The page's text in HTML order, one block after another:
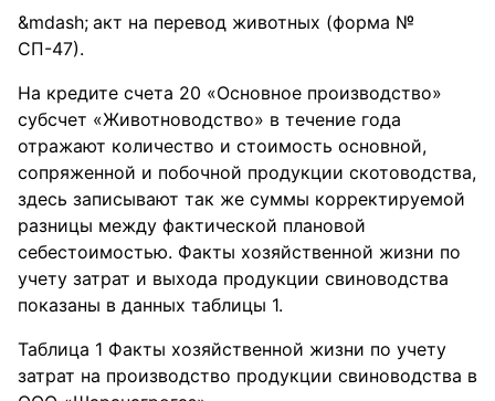
акт на перевод животных (форма №
СП-47).
На кредите счета 20 «Основное производство»
субсчет «Животноводство» в течение года
отражают количество и стоимость основной,
сопряженной и побочной продукции скотоводства,
здесь записывают так же суммы корректируемой
разницы между фактической плановой
себестоимостью. Факты хозяйственной жизни по
учету затрат и выхода продукции свиноводства
показаны в данных таблицы 1.
Таблица 1 Факты хозяйственной жизни по учету
затрат на производство продукции свиноводства в